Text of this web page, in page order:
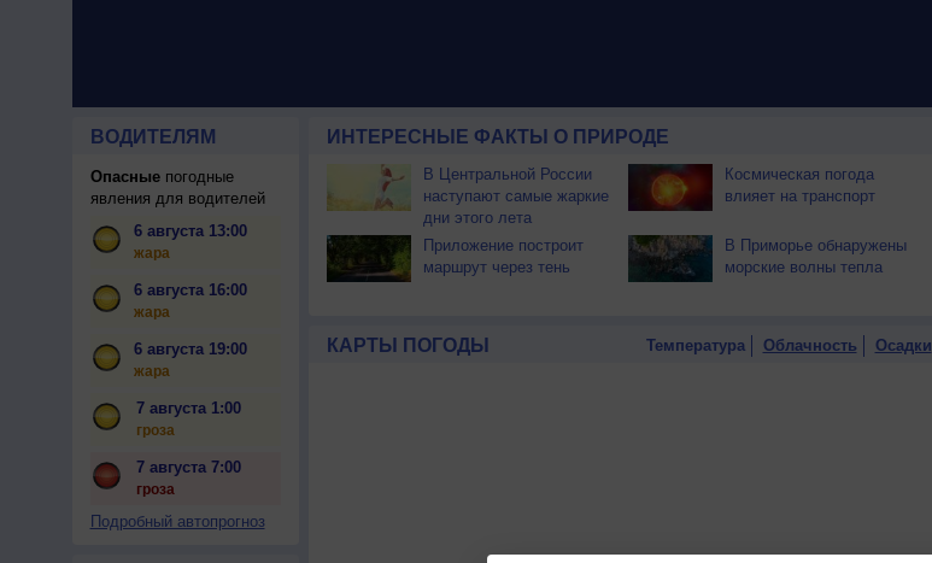
ВОДИТЕЛЯМ
Опасныепогодные
явления для водителей
6 августа 13:00
жара
6 августа 16:00
жара
6 августа 19:00
жара
7 августа 1:00
гроза
7 августа 7:00
гроза
Подробный автопрогноз
ИНТЕРЕСНЫЕ ФАКТЫ О ПРИРОДЕ
В Центральной России
наступают самые жаркие
дни этого лета
Космическая погода
влияет на транспорт
Приложение построит
маршрут через тень
В Приморье обнаружены
морские волны тепла
КАРТЫ ПОГОДЫ Температура Облачность Осадки